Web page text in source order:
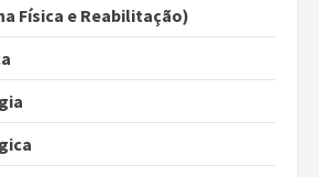
Física e Reabilitação)